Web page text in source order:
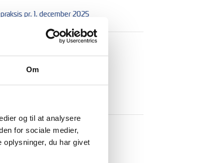
Om
og til at analysere
for sociale medier,
oplysninger, du har givet
pr. 1. december 2025